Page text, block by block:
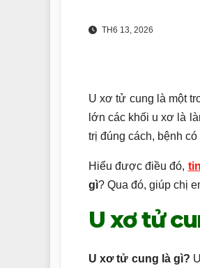
TH6 13, 2026
U xơ tử cung là một
lớn các khối u xơ là
trị đúng cách, bệnh
Hiểu được điều đó,
gì? Qua đó, giúp chị
U xơ tử
U xơ tử cung là gì?